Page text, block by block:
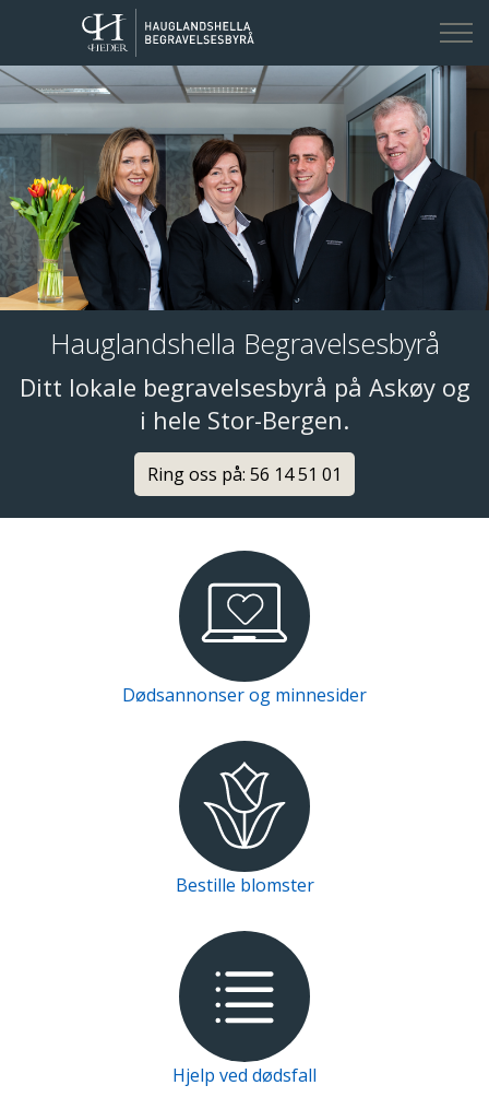
Kontakt oss
Hauglandshella Begravelsesbyrå
Ditt lokale begravelsesbyrå på Askøy og
i hele Stor-Bergen.
Ring oss på: 56 14 51 01
Dødsannonser og minnesider
Bestille blomster
Hjelp ved dødsfall